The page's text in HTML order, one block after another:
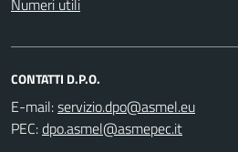
CONTATTI D.P.O.
E-mail:
PEC: